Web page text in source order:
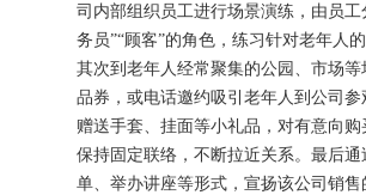
司内部组织员工进行场景演练，由员工
务员”“顾客”的角色，练习针对老年人的
其次到老年人经常聚集的公园、市场等
品券，或电话邀约吸引老年人到公司参
赠送手套、挂面等小礼品，对有意向购
保持固定联络，不断拉近关系。最后通
单、举办讲座等形式，宣扬该公司销售